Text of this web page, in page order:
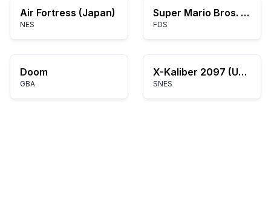
Air Fortress (Japan)
NES
Super Mario Bros. (Japan)
FDS
Doom
GBA
X-Kaliber 2097 (USA) (Beta)
SNES